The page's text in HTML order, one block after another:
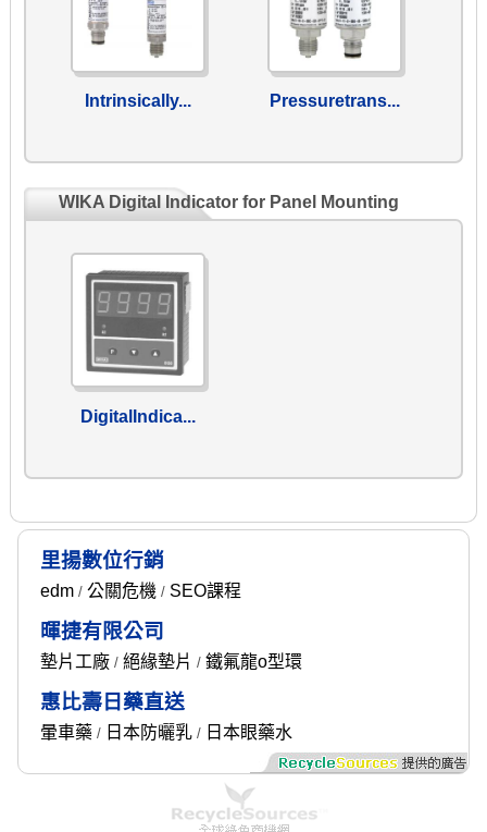
Intrinsically... Pressuretrans...
WIKA Digital Indicator for Panel Mounting
DigitalIndica...
里揚數位行銷
edm/ 公關危機 / SEO課程
暉捷有限公司
墊片工廠/ 絕緣墊片 / 鐵氟龍o型環
惠比壽日藥直送
暈車藥 / 日本防曬乳/ 日本眼藥水